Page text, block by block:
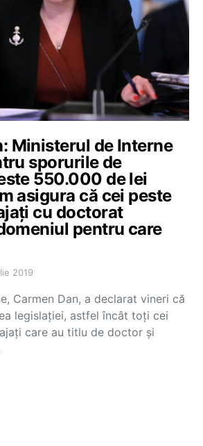
Ministerul de Interne
sporurile de
550.000 de lei
asigura că cei peste
cu doctorat
pentru care
2019
Carmen Dan, a declarat vineri că
legislației, astfel încât toți cei
care au titlu de doctor și